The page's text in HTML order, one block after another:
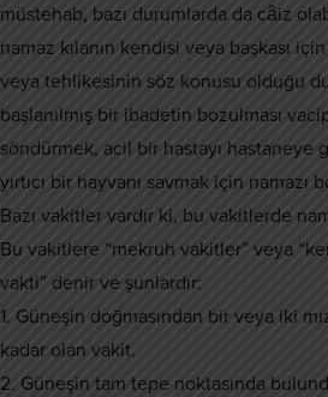
müstehab, bazı durumlarda da câiz
namaz kılanın kendisi veya başkası
veya tehlikesinin söz konusu olduğu
başlanılmış bir ibadetin bozulması
söndürmek, acil bir hastayı hastaneye
yırtıcı bir hayvanı savmak için namazı
Bazı vakitler vardır ki, bu vakitlerde
Bu vakitlere “mekruh vakitler” veya
vakti” denir ve şunlardır:
1. Güneşin doğmasından bir veya iki
kadar olan vakit.
2. Güneşin tam tepe noktasında